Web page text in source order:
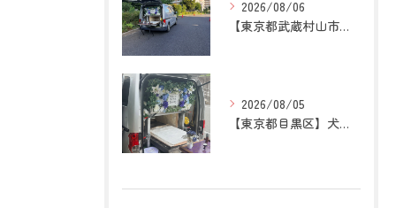
2026/08/06
【東京都武蔵村山市】犬の訪問ペット火葬｜愛犬との最後の時間を...
2026/08/05
【東京都目黒区】犬の訪問ペット火葬｜住み慣れた場所で心穏やか...